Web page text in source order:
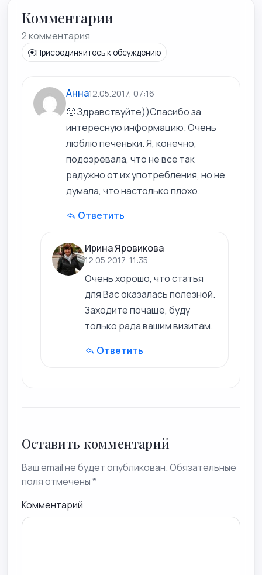
Комментарии
2 комментария
Присоединяйтесь к обсуждению
Анна12.05.2017, 07:16
🙂 Здравствуйте))Спасибо за
интересную информацию. Очень
люблю печеньки. Я, конечно,
подозревала, что не все так
радужно от их употребления, но не
думала, что настолько плохо.
Ответить
Ирина Яровикова
12.05.2017, 11:35
Очень хорошо, что статья
для Вас оказалась полезной.
Заходите почаще, буду
только рада вашим визитам.
Ответить
Оставить комментарий
Ваш email не будет опубликован. Обязательные
поля отмечены *
Комментарий